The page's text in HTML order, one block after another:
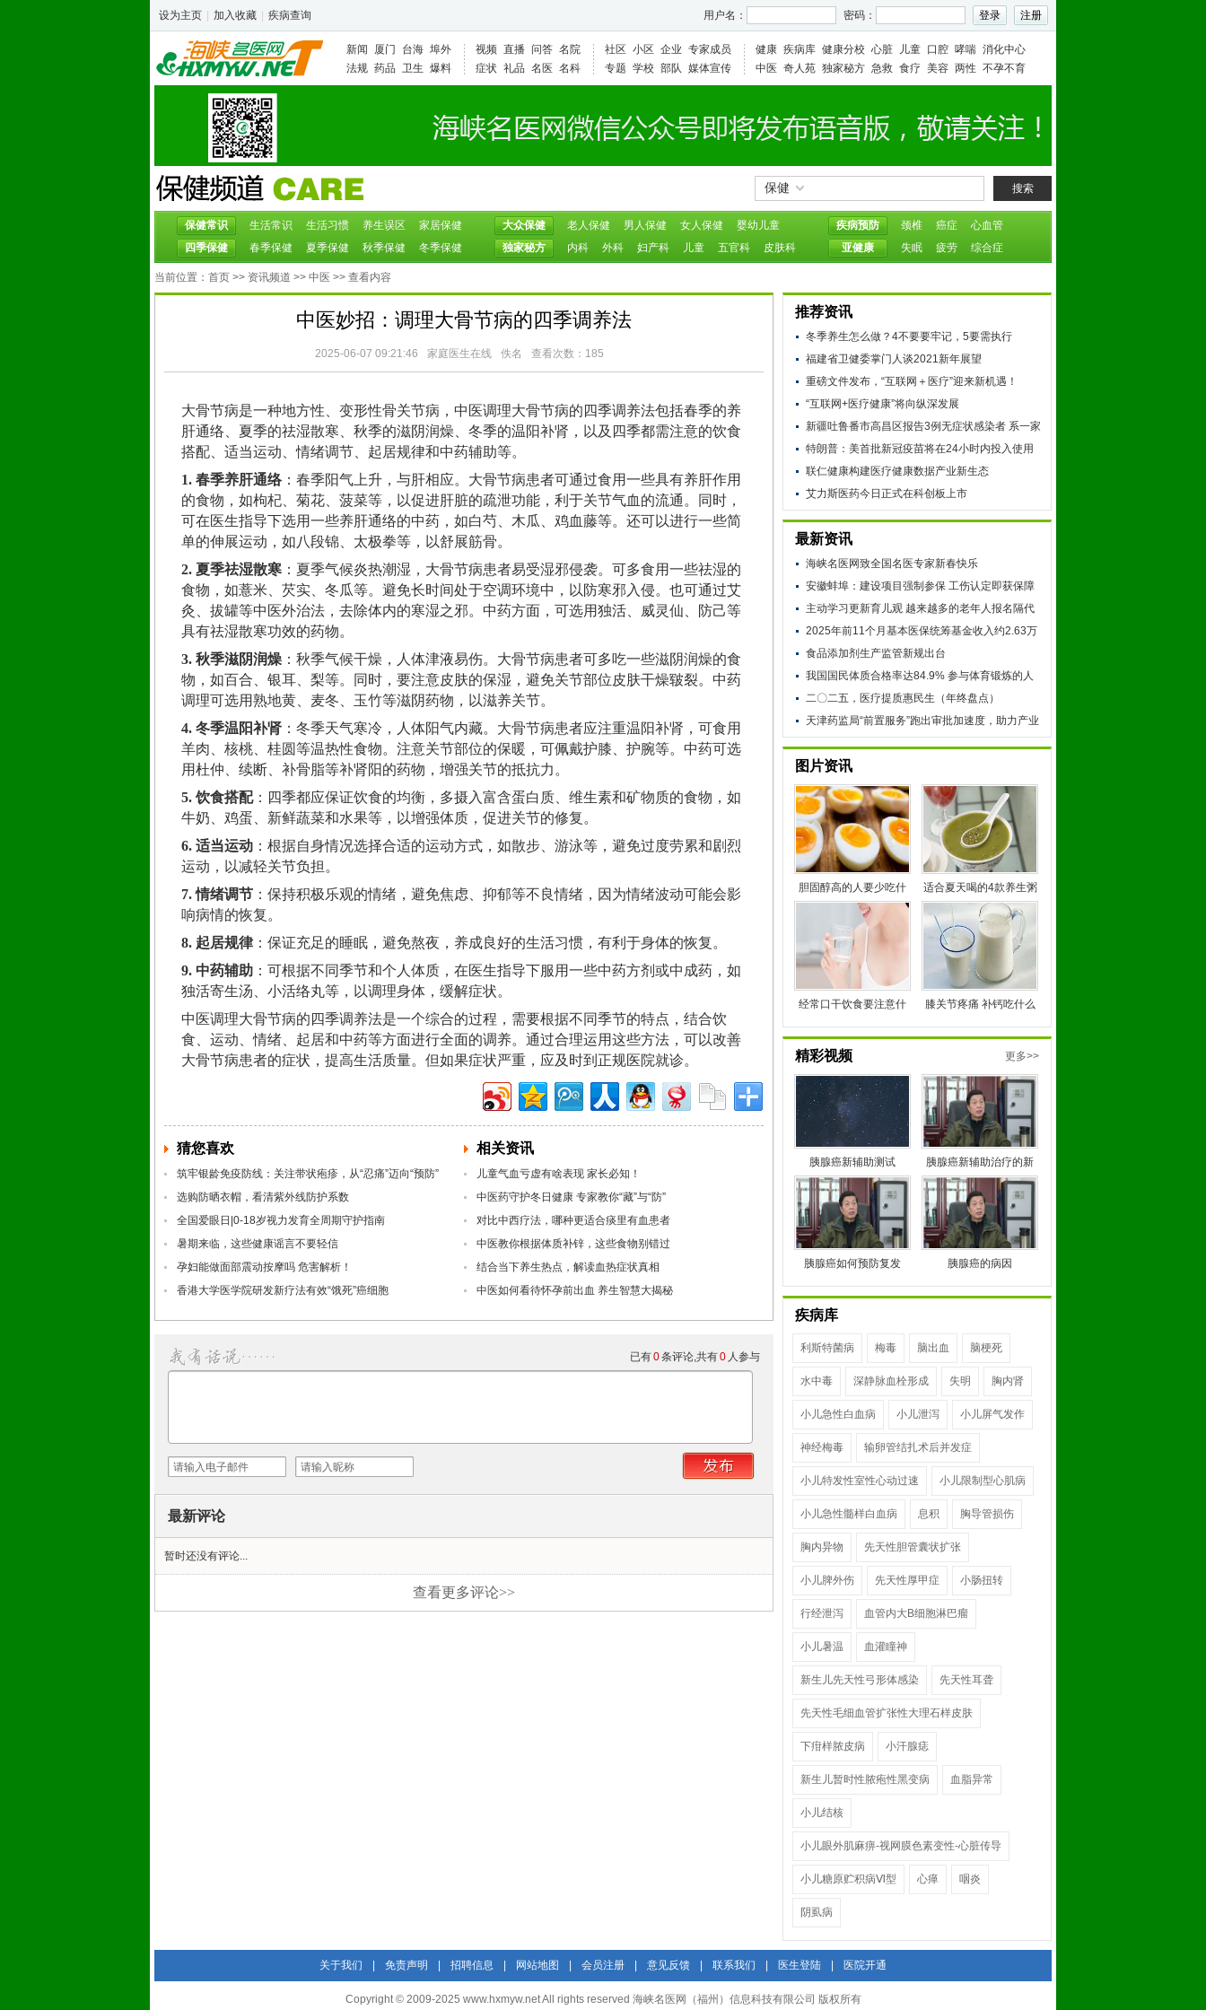
设为主页 加入收藏 疾病查询 用户名： 密码：
新闻 厦门 台海 埠外
法规 药品 卫生 爆料
视频 直播 问答 名院
症状 礼品 名医 名科
社区 小区 企业 专家成员
专题 学校 部队 媒体宣传
健康 疾病库 健康分校 心脏 儿童 口腔 哮喘 消化中心
中医 奇人苑 独家秘方 急救 食疗 美容 两性 不孕不育
保健 搜索
保健常识 生活常识 生活习惯 养生误区
家居保健
四季保健
春季保健 夏季保健 秋季保健 冬季保健
大众保健 老人保健 男人保健 女人保健
婴幼儿童
独家秘方
内科 外科 妇产科 儿童 五官科 皮肤科
疾病预防 颈椎 癌症
心血管
亚健康
失眠 疲劳 综合症
当前位置： 首页 >> 资讯频道 >> 中医 >> 查看内容
中医妙招：调理大骨节病的四季调养法
2025-06-07 09:21:46 家庭医生在线 佚名 查看次数：185
大骨节病是一种地方性、变形性骨关节病，中医调理大骨节病的四季调养法包括春季的养
肝通络、夏季的祛湿散寒、秋季的滋阴润燥、冬季的温阳补肾，以及四季都需注意的饮食
搭配、适当运动、情绪调节、起居规律和中药辅助等。
1. 春季养肝通络：春季阳气上升，与肝相应。大骨节病患者可通过食用一些具有养肝作用
的食物，如枸杞、菊花、菠菜等，以促进肝脏的疏泄功能，利于关节气血的流通。同时，
可在医生指导下选用一些养肝通络的中药，如白芍、木瓜、鸡血藤等。还可以进行一些简
单的伸展运动，如八段锦、太极拳等，以舒展筋骨。
2. 夏季祛湿散寒 ：夏季气候炎热潮湿，大骨节病患者易受湿邪侵袭。可多食用一些祛湿的
食物，如薏米、芡实、冬瓜等。避免长时间处于空调环境中，以防寒邪入侵。也可通过艾
灸、拔罐等中医外治法，去除体内的寒湿之邪。中药方面，可选用独活、威灵仙、防己等
具有祛湿散寒功效的药物。
3. 秋季滋阴润燥 ：秋季气候干燥，人体津液易伤。大骨节病患者可多吃一些滋阴润燥的食
物，如百合、银耳、梨等。同时，要注意皮肤的保湿，避免关节部位皮肤干燥皲裂。中药
调理可选用熟地黄、麦冬、玉竹等滋阴药物，以滋养关节。
4. 冬季温阳补肾 ：冬季天气寒冷，人体阳气内藏。大骨节病患者应注重温阳补肾，可食用
羊肉、核桃、桂圆等温热性食物。注意关节部位的保暖，可佩戴护膝、护腕等。中药可选
用杜仲、续断、补骨脂等补肾阳的药物，增强关节的抵抗力。
5. 饮食搭配：四季都应保证饮食的均衡，多摄入富含蛋白质、维生素和矿物质的食物，如
牛奶、鸡蛋、新鲜蔬菜和水果等，以增强体质，促进关节的修复。
6. 适当运动 ：根据自身情况选择合适的运动方式，如散步、游泳等，避免过度劳累和剧烈
运动，以减轻关节负担。
7. 情绪调节 ：保持积极乐观的情绪，避免焦虑、抑郁等不良情绪，因为情绪波动可能会影
响病情的恢复。
8. 起居规律：保证充足的睡眠，避免熬夜，养成良好的生活习惯，有利于身体的恢复。
9. 中药辅助 ：可根据不同季节和个人体质，在医生指导下服用一些中药方剂或中成药，如
独活寄生汤、小活络丸等，以调理身体，缓解症状。
中医调理大骨节病的四季调养法是一个综合的过程，需要根据不同季节的特点，结合饮
食、运动、情绪、起居和中药等方面进行全面的调养。通过合理运用这些方法，可以改善
大骨节病患者的症状，提高生活质量。但如果症状严重，应及时到正规医院就诊。
猜您喜欢
筑牢银龄免疫防线：关注带状疱疹，从“忍痛”迈向“预防”
选购防晒衣帽，看清紫外线防护系数
全国爱眼日|0-18岁视力发育全周期守护指南
暑期来临，这些健康谣言不要轻信
孕妇能做面部震动按摩吗 危害解析！
香港大学医学院研发新疗法有效“饿死”癌细胞
相关资讯
儿童气血亏虚有啥表现 家长必知！
中医药守护冬日健康 专家教你“藏”与“防”
对比中西疗法，哪种更适合痰里有血患者
中医教你根据体质补锌，这些食物别错过
结合当下养生热点，解读血热症状真相
中医如何看待怀孕前出血 养生智慧大揭秘
已有0条评论,共有0 人参与
最新评论
暂时还没有评论...
查看更多评论>>
推荐资讯
冬季养生怎么做？4不要要牢记，5要需执行
福建省卫健委掌门人谈2021新年展望
重磅文件发布，“互联网＋医疗”迎来新机遇！
“互联网+医疗健康”将向纵深发展
新疆吐鲁番市高昌区报告3例无症状感染者 系一家
三口
特朗普：美首批新冠疫苗将在24小时内投入使用
联仁健康构建医疗健康数据产业新生态
艾力斯医药今日正式在科创板上市
最新资讯
海峡名医网致全国名医专家新春快乐
安徽蚌埠：建设项目强制参保 工伤认定即获保障
主动学习更新育儿观 越来越多的老年人报名隔代
教育课程
2025年前11个月基本医保统筹基金收入约2.63万
亿元
食品添加剂生产监管新规出台
我国国民体质合格率达84.9% 参与体育锻炼的人
群规模持续扩大
二〇二五，医疗提质惠民生（年终盘点）
天津药监局“前置服务”跑出审批加速度，助力产业
图片资讯
胆固醇高的人要少吃什
么？
适合夏天喝的4款养生粥
经常口干饮食要注意什
么？
膝关节疼痛 补钙吃什么
好？
精彩视频 更多>>
胰腺癌新辅助测试 胰腺癌新辅助治疗的新
进展
胰腺癌如何预防复发 胰腺癌的病因
疾病库
利斯特菌病 梅毒 脑出血 脑梗死
水中毒 深静脉血栓形成 失明 胸内肾
小儿急性白血病 小儿泄泻 小儿屏气发作
神经梅毒 输卵管结扎术后并发症
小儿特发性室性心动过速 小儿限制型心肌病
小儿急性髓样白血病 息积 胸导管损伤
胸内异物 先天性胆管囊状扩张
小儿脾外伤 先天性厚甲症 小肠扭转
行经泄泻 血管内大B细胞淋巴瘤
小儿暑温 血灌瞳神
新生儿先天性弓形体感染 先天性耳聋
先天性毛细血管扩张性大理石样皮肤
下疳样脓皮病 小汗腺痣
新生儿暂时性脓疱性黑变病 血脂异常
小儿结核
小儿眼外肌麻痹-视网膜色素变性-心脏传导
小儿糖原贮积病Ⅵ型 心瘅 咽炎
阴虱病
关于我们 免责声明 招聘信息 网站地图 会员注册 意见反馈 联系我们 医生登陆 医院开通
Copyright © 2009-2025 www.hxmyw.net All rights reserved 海峡名医网（福州）信息科技有限公司 版权所有